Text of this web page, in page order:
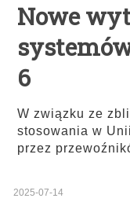
Nowe
6
W związku ze
stosowania w
przez
2025-07-14